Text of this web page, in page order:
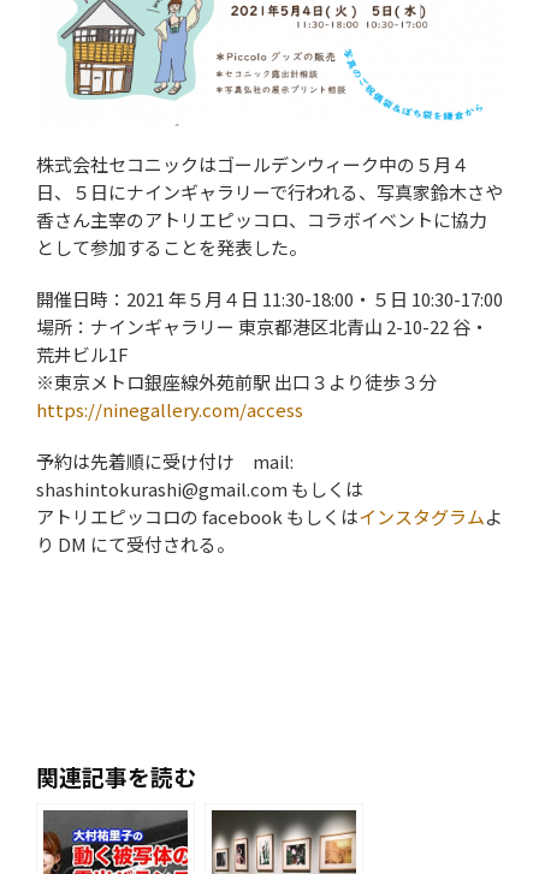
株式会社セコニックはゴールデンウィーク中の５月４
日、５日にナインギャラリーで行われる、写真家鈴木さや
香さん主宰のアトリエピッコロ、コラボイベントに協力
として参加することを発表した。
開催日時：2021 年５月４日 11:30-18:00・５日 10:30-17:00
場所：ナインギャラリー 東京都港区北青山 2-10-22 谷・
荒井ビル1F
※東京メトロ銀座線外苑前駅 出⼝３より徒歩３分
https://ninegallery.com/access
予約は先着順に受け付け mail:
shashintokurashi@gmail.com もしくは
アトリエピッコロの facebook もしくはインスタグラムよ
り DM にて受付される。
関連記事を読む